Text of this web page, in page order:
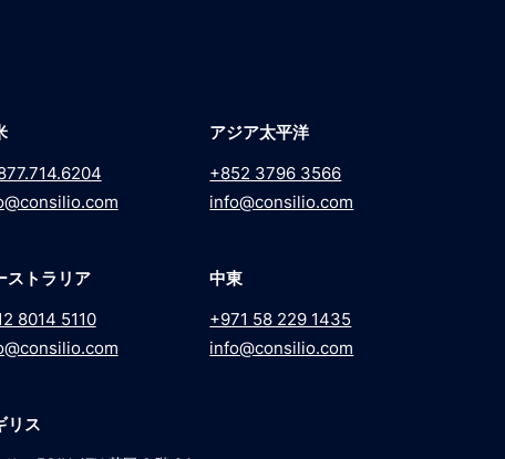
アジア太平洋
+852 3796 3566
info@consilio.com
ストラリア
8014 5110
中東
+971 58 229 1435
info@consilio.com
リス